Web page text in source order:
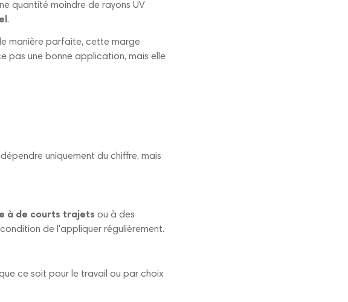
quantité moindre de rayons UV
.
manière parfaite, cette marge
pas une bonne application, mais elle
uniquement du chiffre, mais
à de courts trajets ou à des
de l'appliquer régulièrement.
ce soit pour le travail ou par choix